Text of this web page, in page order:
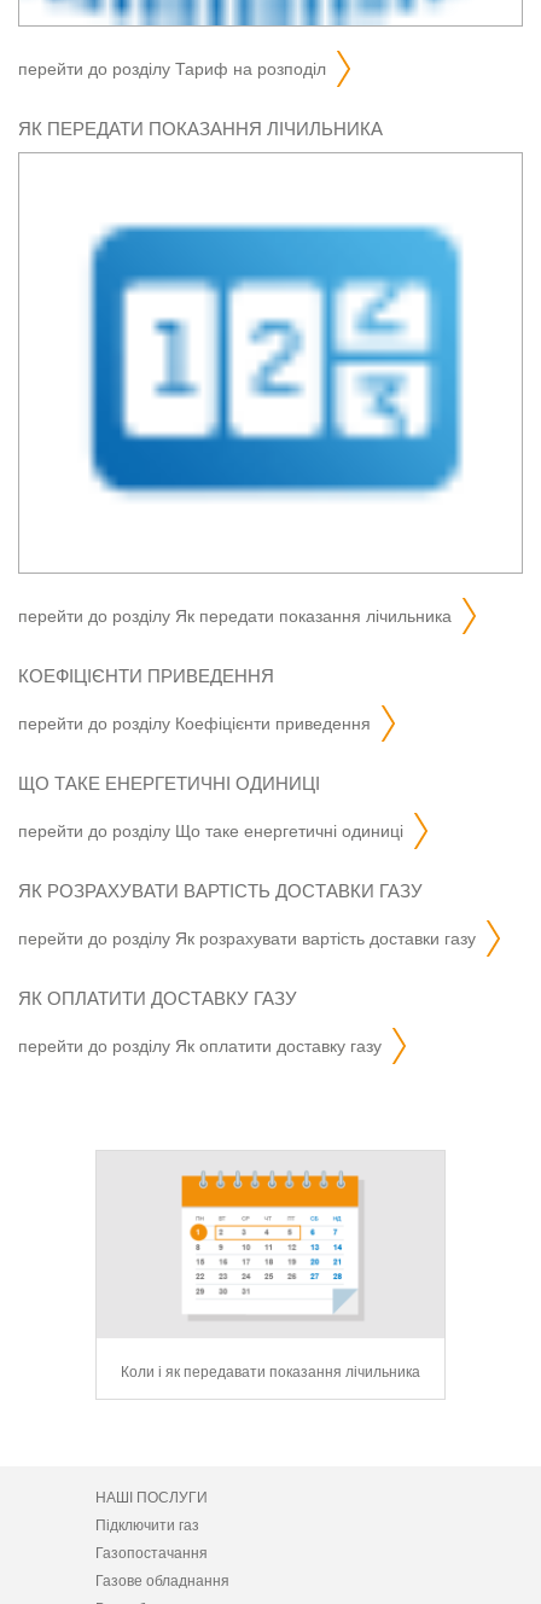
перейти до розділу тариф на розподіл
ЯК ПЕРЕДАТИ ПОКАЗАННЯ ЛІЧИЛЬНИКА
перейти до розділу як передати показання лічильника
КОЕФІЦІЄНТИ ПРИВЕДЕННЯ
перейти до розділу коефіцієнти приведення
ЩО ТАКЕ ЕНЕРГЕТИЧНІ ОДИНИЦІ
перейти до розділу що таке енергетичні одиниці
ЯК РОЗРАХУВАТИ ВАРТІСТЬ ДОСТАВКИ ГАЗУ
перейти до розділу як розрахувати вартість доставки газу
ЯК ОПЛАТИТИ ДОСТАВКУ ГАЗУ
перейти до розділу як оплатити доставку газу
Коли і як передавати показання лічильника
НАШІ ПОСЛУГИ
Підключити газ
Газопостачання
Газове обладнання